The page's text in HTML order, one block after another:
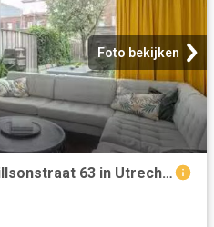
Foto bekijken
Huis te koop Meredith Willsonstraat 63 in Utrecht voor € 667.500